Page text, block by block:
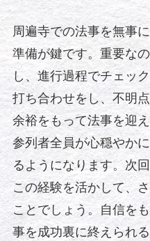
周遍寺での法事を無事
準備が鍵です。重要な
し、進行過程でチェッ
打ち合わせをし、不明
余裕をもって法事を迎
参列者全員が心穏やか
るようになります。次
この経験を活かして、
ことでしょう。自信を
事を成功裏に終えられ